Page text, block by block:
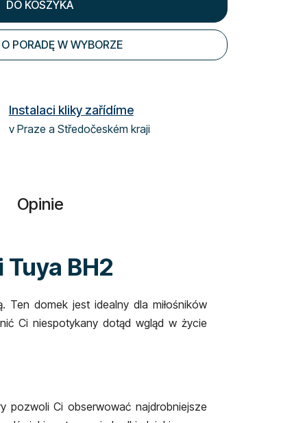
DO KOSZYKA
PORADĘ W WYBORZE
Instalaci kliky zařídíme
v Praze a Středočeském kraji
Opinie
BH2
domek jest idealny dla miłośników
Ci niespotykany dotąd wgląd w życie
pozwoli Ci obserwować najdrobniejsze